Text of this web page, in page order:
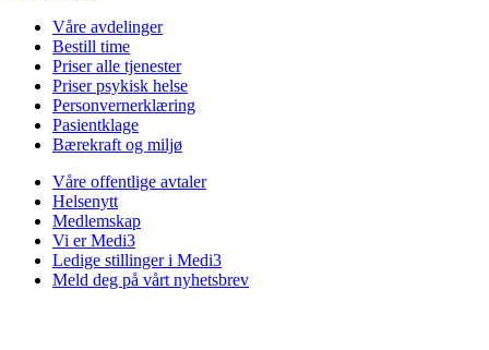
Våre avdelinger
Bestill time
Priser alle tjenester
Priser psykisk helse
Personvernerklæring
Pasientklage
Bærekraft og miljø
Våre offentlige avtaler
Helsenytt
Medlemskap
Vi er Medi3
Ledige stillinger i Medi3
Meld deg på vårt nyhetsbrev